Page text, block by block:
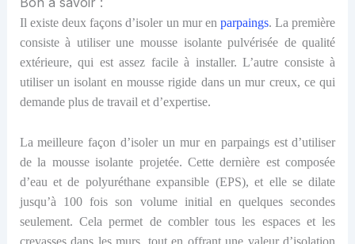
Il existe deux façons d’isoler un mur enparpaings. La première
consiste à utiliser une mousse isolante pulvérisée de qualité
extérieure, qui est assez facile à installer. L’autre consiste à
utiliser un isolant en mousse rigide dans un mur creux, ce qui
demande plus de travail et d’expertise.
La meilleure façon d’isoler un mur en parpaings est d’utiliser
de la mousse isolante projetée. Cette dernière est composée
d’eau et de polyuréthane expansible (EPS), et elle se dilate
jusqu’à 100 fois son volume initial en quelques secondes
seulement. Cela permet de combler tous les espaces et les
crevasses dans les murs, tout en offrant une valeur d’isolation